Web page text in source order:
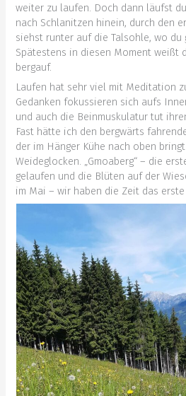
weiter zu laufen. Doch dann läufst
nach Schlanitzen hinein, durch den
siehst runter auf die Talsohle, wo du
Spätestens in diesen Moment weißt
bergauf.
Laufen hat sehr viel mit Meditation
Gedanken fokussieren sich aufs
und auch die Beinmuskulatur tut
Fast hätte ich den bergwärts
der im Hänger Kühe nach oben
Weideglocken. „Gmoaberg“ – die
gelaufen und die Blüten auf der
im Mai – wir haben die Zeit das